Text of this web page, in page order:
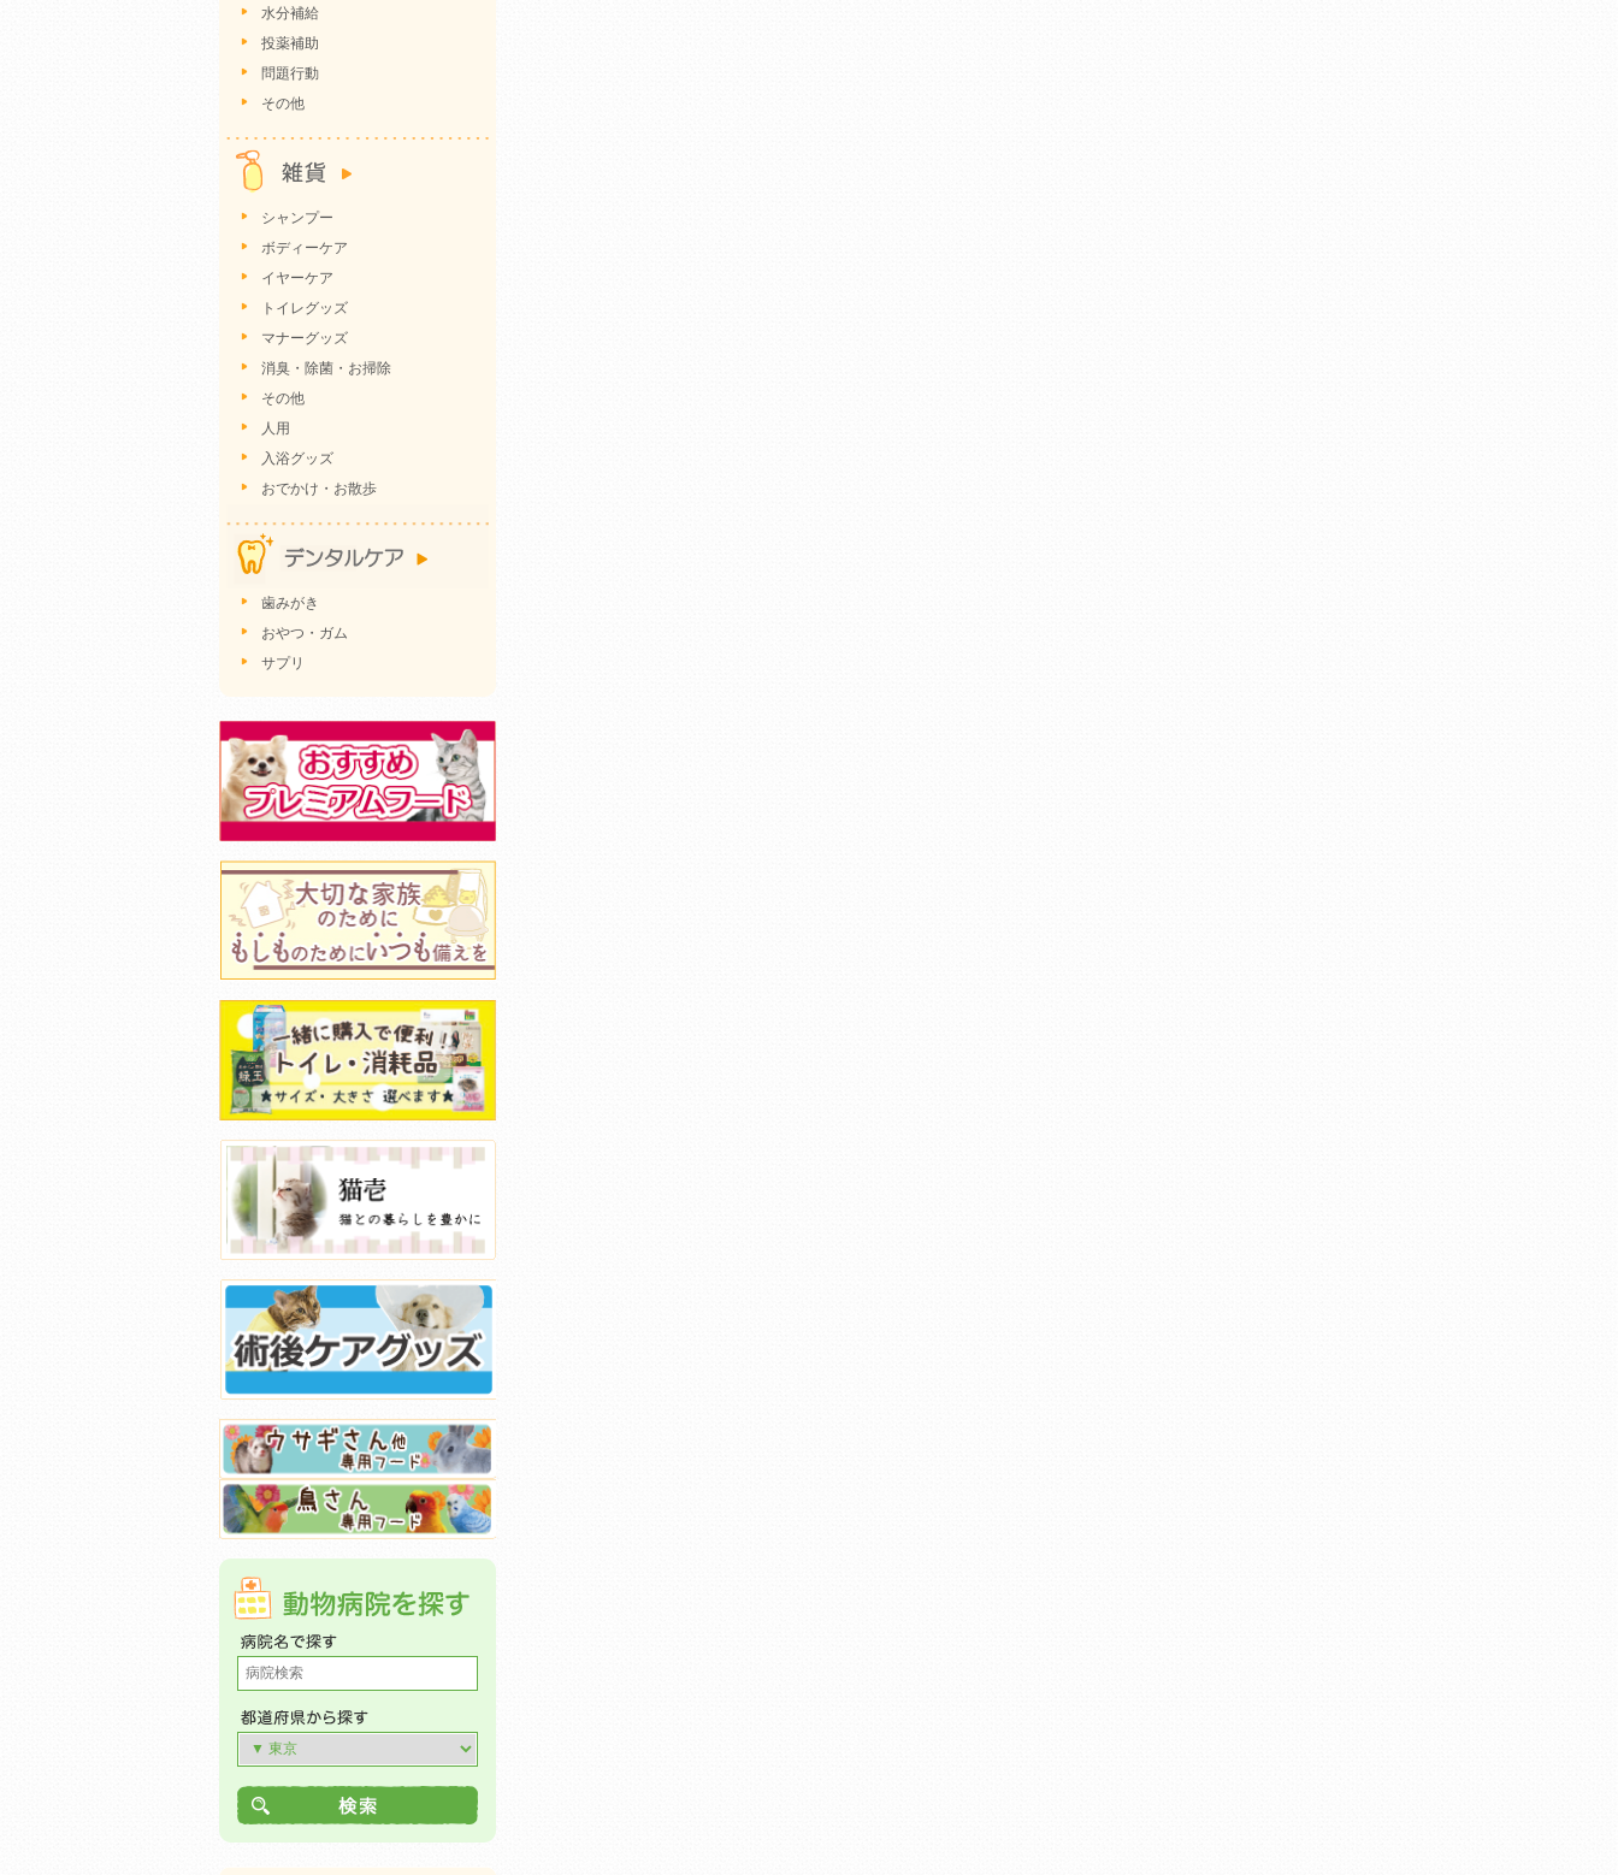
水分補給
投薬補助
問題行動
その他
シャンプー
ボディーケア
イヤーケア
トイレグッズ
マナーグッズ
消臭・除菌・お掃除
その他
人用
入浴グッズ
おでかけ・お散歩
歯みがき
おやつ・ガム
サプリ